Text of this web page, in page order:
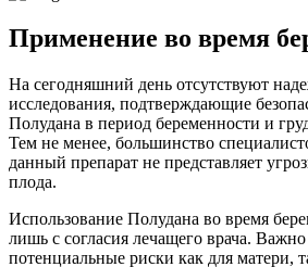
Применение во время
На сегодняшний день отсутствуют
исследования, подтверждающие
Полудана в период беременности и
Тем не менее, большинство
данный препарат не представляет
плода.
Использование Полудана во время
лишь с согласия лечащего врача.
потенциальные риски как для матери,